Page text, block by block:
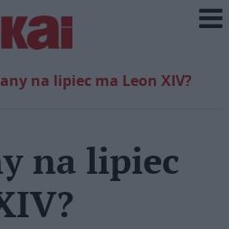
na lipiec ma Leon XIV?
na lipiec